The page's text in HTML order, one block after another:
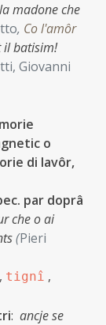
madone che
, Co l'amôr
il batisim!
Giovanni
o
di lavôr,
par doprâ
che o ai
(Pieri
, tignî ,
: ancje se